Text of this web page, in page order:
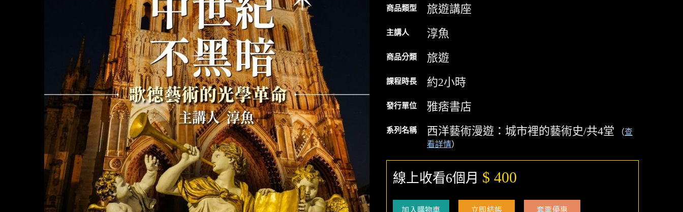
商品類型 旅遊講座
主講人 淳魚
商品分類 旅遊
課程時長 約2小時
發行單位 雅痞書店
系列名稱 西洋藝術漫遊：城市裡的藝術史/共4堂 （查
看詳情）
線上收看6個月 $ 400
加入購物車 立即結帳 套票優惠